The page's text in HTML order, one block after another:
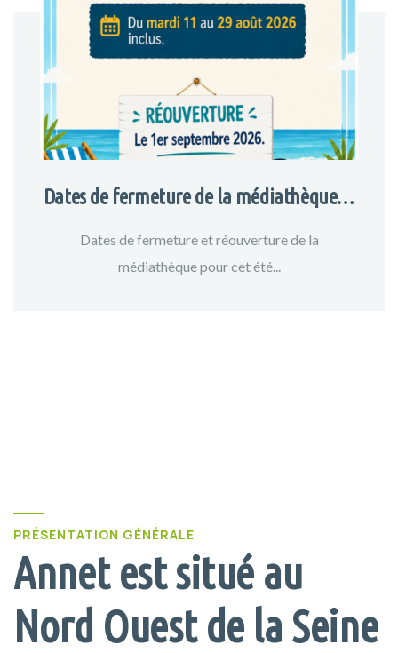
Dates de fermeture de la médiathèque…
Dates de fermeture et réouverture de la
médiathèque pour cet été...
PRÉSENTATION GÉNÉRALE
Annet est situé au
Nord Ouest de la Seine